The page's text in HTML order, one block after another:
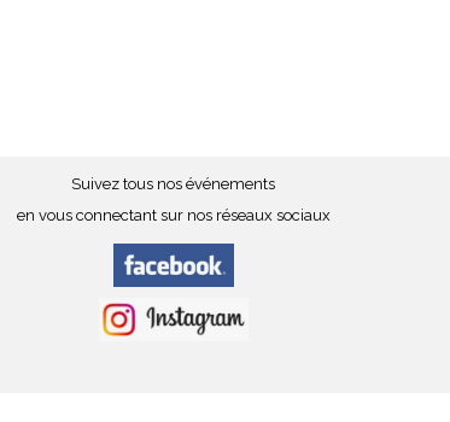
Suivez tous nos événements
en vous connectant sur nos réseaux sociaux